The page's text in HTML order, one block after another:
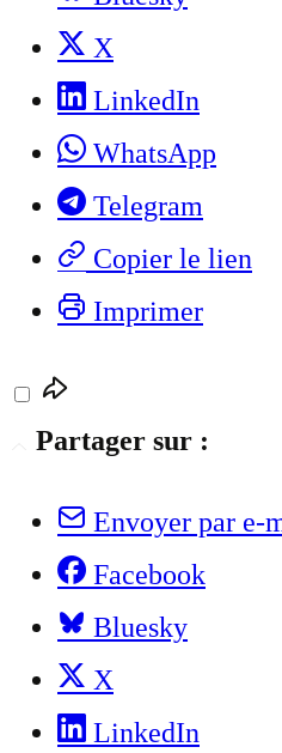
X
LinkedIn
WhatsApp
Telegram
Copier le lien
Imprimer
Partager sur :
Envoyer par e-
Facebook
Bluesky
X
LinkedIn